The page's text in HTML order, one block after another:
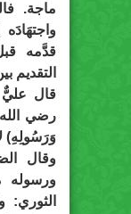
ماجة.
قدَّمه
التقديم
قال
رضي الله
وَرَسُولِهِ)
وقال
ورسوله
الثوري: